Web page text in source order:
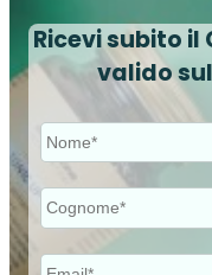
Ricevi subito il
valido sul